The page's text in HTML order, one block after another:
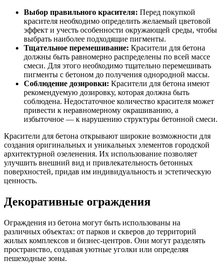
Выбор правильного красителя: Перед покупкой
красителя необходимо определить желаемый цветовой
эффект и учесть особенности окружающей среды, чтобы
выбрать наиболее подходящие пигменты.
Тщательное перемешивание: Красители для бетона
должны быть равномерно распределены по всей массе
смеси. Для этого необходимо тщательно перемешивать
пигменты с бетоном до получения однородной массы.
Соблюдение дозировки: Красители для бетона имеют
рекомендуемую дозировку, которая должна быть
соблюдена. Недостаточное количество красителя может
привести к неравномерному окрашиванию, а
избыточное — к нарушению структуры бетонной смеси.
Красители для бетона открывают широкие возможности для
создания оригинальных и уникальных элементов городской
архитектурной озеленения. Их использование позволяет
улучшить внешний вид и привлекательность бетонных
поверхностей, придав им индивидуальность и эстетическую
ценность.
Декоративные ограждения
Ограждения из бетона могут быть использованы на
различных объектах: от парков и скверов до территорий
жилых комплексов и бизнес-центров. Они могут разделять
пространство, создавая уютные уголки или определяя
пешеходные зоны.